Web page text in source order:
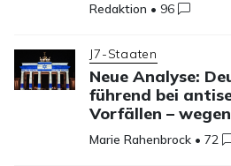
Redaktion • 96
J7-Staaten
Neue Analyse:
führend bei
Vorfällen –
Marie Rahenbrock •72